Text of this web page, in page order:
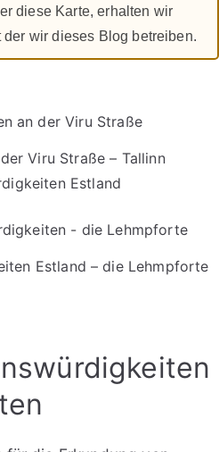
diese Karte, erhalten wir
wir dieses Blog betreiben.
Viru Straße – Tallinn
Estland
Estland – die Lehmpforte